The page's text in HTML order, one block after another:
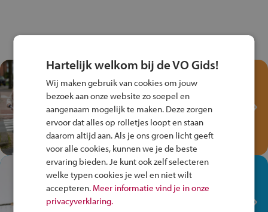
Test je kennis met het
Fiets Veilig
Verkeersspel!
Speel het Fiets Veilig Verkeersspel
en win een Cortina-fiets!
In de winkel ben je op je
plek!
Ontdek via het vmbo jouw talent
Hartelijk welkom bij de VO Gids!
Wij maken gebruik van cookies om jouw
bezoek aan onze website zo soepel en
aangenaam mogelijk te maken. Deze zorgen
ervoor dat alles op rolletjes loopt en staan
daarom altijd aan. Als je ons groen licht geeft
voor alle cookies, kunnen we je de beste
ervaring bieden. Je kunt ook zelf selecteren
welke typen cookies je wel en niet wilt
accepteren. Meer informatie vind je in onze
privacyverklaring.